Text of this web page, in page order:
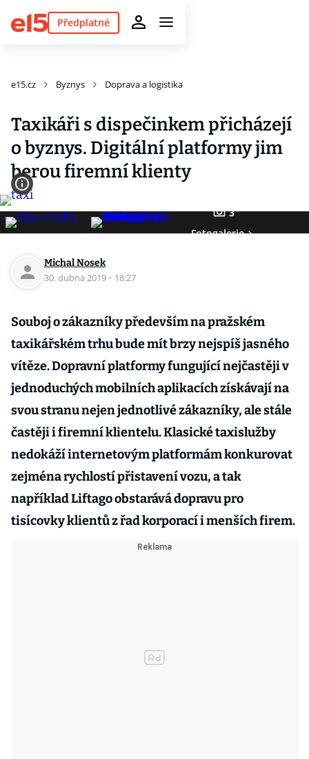
Předplatné
e15.cz Byznys Doprava a logistika
Taxikáři s dispečinkem přicházejí
o byznys. Digitální platformy jim
berou firemní klienty
3
Fotogalerie
Michal Nosek
30. dubna 2019 · 18:27
Souboj o zákazníky především na pražském
taxikářském trhu bude mít brzy nejspíš jasného
vítěze. Dopravní platformy fungující nejčastěji v
jednoduchých mobilních aplikacích získávají na
svou stranu nejen jednotlivé zákazníky, ale stále
častěji i firemní klientelu. Klasické taxislužby
nedokáží internetovým platformám konkurovat
zejména rychlostí přistavení vozu, a tak
například Liftago obstarává dopravu pro
tisícovky klientů z řad korporací i menších firem.